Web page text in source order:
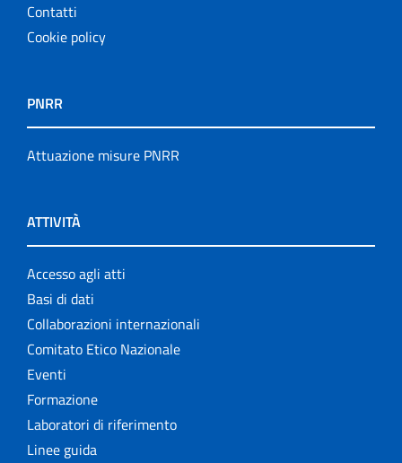
Contatti
Cookie policy
PNRR
Attuazione misure PNRR
ATTIVITÀ
Accesso agli atti
Basi di dati
Collaborazioni internazionali
Comitato Etico Nazionale
Eventi
Formazione
Laboratori di riferimento
Linee guida